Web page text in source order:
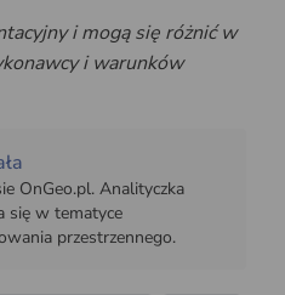
i mogą się różnić w
i warunków
OnGeo.pl. Analityczka
się w tematyce
przestrzennego.